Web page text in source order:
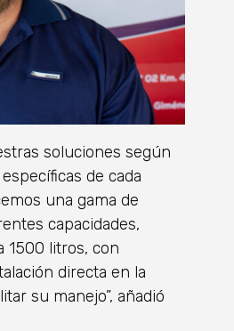
soluciones según
de cada
una gama de
capacidades,
1500 litros, con
directa en la
su manejo”, añadió